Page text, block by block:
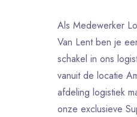
Als Medewerker
Van Lent ben je
schakel in ons
vanuit de locatie
afdeling logistiek
onze exclusieve